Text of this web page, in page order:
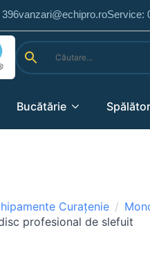
vanzari@echipro.roService:
Bucătărie
Curațenie
profesional de slefuit